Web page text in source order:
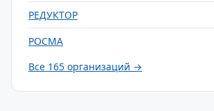
РЕДУКТОР
РОСМА
Все 165 организаций →